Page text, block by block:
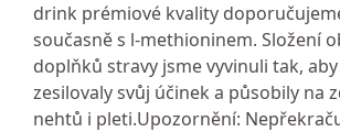
drink prémiové kvality
současně s l-methioninem. Složení
doplňků stravy jsme vyvinuli tak,
zesilovaly svůj účinek a působily na
nehtů i pleti.Upozornění: